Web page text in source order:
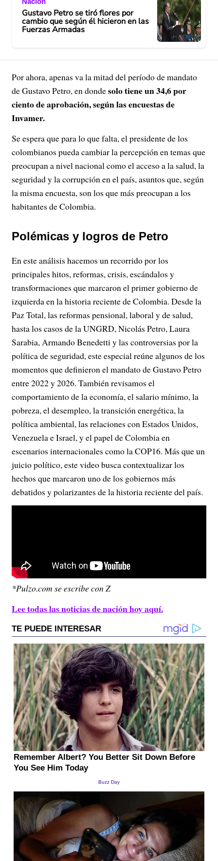
Gustavo Petro se tiró flores por
cambio que según él hicieron en las
Fuerzas Armadas
Por ahora, apenas va la mitad del período de mandato
de Gustavo Petro, en dondesolo tiene un 34,6 por
ciento de aprobación, según las encuestas de
Invamer.
Se espera que para lo que falta, el presidente de los
colombianos pueda cambiar la percepción en temas que
preocupan a nivel nacional como el acceso a la salud, la
seguridad y la corrupción en el país, asuntos que, según
la misma encuesta, son los que más preocupan a los
habitantes de Colombia.
Polémicas y logros de Petro
En este análisis hacemos un recorrido por los
principales hitos, reformas, crisis, escándalos y
transformaciones que marcaron el primer gobierno de
izquierda en la historia reciente de Colombia. Desde la
Paz Total, las reformas pensional, laboral y de salud,
hasta los casos de la UNGRD, Nicolás Petro, Laura
Sarabia, Armando Benedetti y las controversias por la
política de seguridad, este especial reúne algunos de los
momentos que definieron el mandato de Gustavo Petro
entre 2022 y 2026. También revisamos el
comportamiento de la economía, el salario mínimo, la
pobreza, el desempleo, la transición energética, la
política ambiental, las relaciones con Estados Unidos,
Venezuela e Israel, y el papel de Colombia en
escenarios internacionales como la COP16. Más que un
juicio político, este video busca contextualizar los
hechos que marcaron uno de los gobiernos más
debatidos y polarizantes de la historia reciente del país.
*Pulzo.com se escribe con Z
Lee todas las noticias de nación hoy aquí.